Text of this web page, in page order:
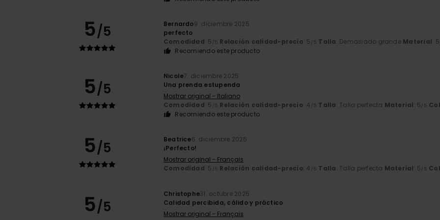
5/5 Bernardo9. diciembre 2025
perfecto
Comodidad: 5 /5 Relación calidad-precio: 5 /5 Talla: Demasiado grande Material: 5
Recomiendo este producto
5/5
Nicole7. diciembre 2025
Una prenda estupenda
Mostrar original - Italiano
Comodidad: 5 /5 Relación calidad-precio: 4 /5 Talla: Talla perfecta Material: 5/5
Recomiendo este producto
5/5 Beatrice6. diciembre 2025
¡Perfecto!
Mostrar original - Français
Comodidad: 5 /5 Relación calidad-precio: 4 /5 Talla: Talla perfecta Material: 5/5
5/5
Christophe31. octubre 2025
Calidad percibida, cálido y práctico
Mostrar original - Français